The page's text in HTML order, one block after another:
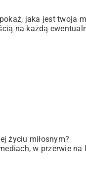
jaka jest twoja
na każdą
życiu miłosnym?
w przerwie na